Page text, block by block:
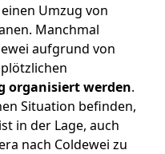
Umzug von
Manchmal
aufgrund von
organisiert werden.
Situation befinden,
in der Lage, auch
nach Coldewei zu